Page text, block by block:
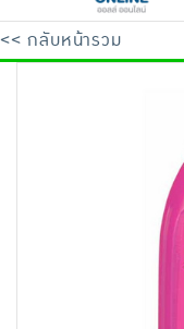
<< กลับหน้ารวม